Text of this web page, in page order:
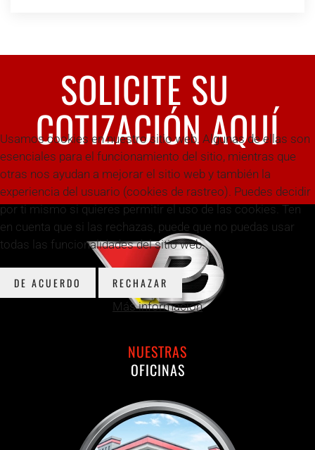
SOLICITE SU
COTIZACIÓN AQUÍ
NUESTRAS
OFICINAS
Usamos cookies en nuestro sitio web. Algunas de ellas son
esenciales para el funcionamiento del sitio, mientras que
otras nos ayudan a mejorar el sitio web y también la
experiencia del usuario (cookies de rastreo). Puedes decidir
por ti mismo si quieres permitir el uso de las cookies. Ten
en cuenta que si las rechazas, puede que no puedas usar
todas las funcionalidades del sitio web.
DE ACUERDO RECHAZAR
Más información